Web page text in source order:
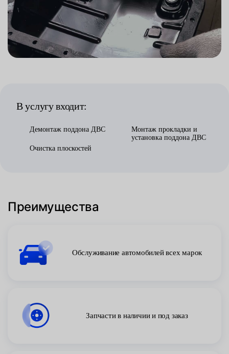
В услугу входит:
Демонтаж поддона ДВС
Очистка плоскостей
Монтаж прокладки и
установка поддона ДВС
Преимущества
Обслуживание автомобилей всех марок
Запчасти в наличии и под заказ